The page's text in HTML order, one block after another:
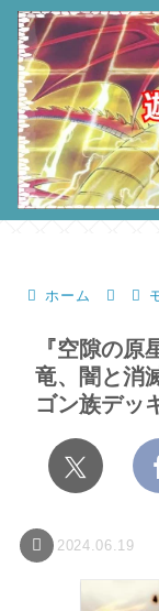
ホーム
『空隙の
竜、闇と消
ゴン族デッ
2024.06.19